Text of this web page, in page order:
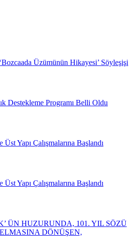
Üzümünün Hikayesi’ Söyleşişi
Destekleme Programı Belli Oldu
Üst Yapı Çalışmalarına Başlandı
Üst Yapı Çalışmalarına Başlandı
ÜN HUZURUNDA, 101. YIL SÖZÜ
DÖNÜŞEN,